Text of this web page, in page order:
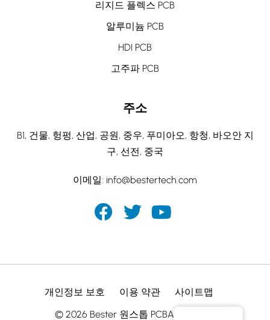
리지드 플렉스 PCB
알루미늄 PCB
HDI PCB
고주파 PCB
주소
B1, 건물, 헝펑, 산업, 공원, 중우, 푸미아오, 항청, 바오안 지
구, 선전, 중국
이메일: info@bestertech.com
개인정보 보호 이용 약관
사이트맵
© 2026 Bester 원스톱 PCBA 제조업체